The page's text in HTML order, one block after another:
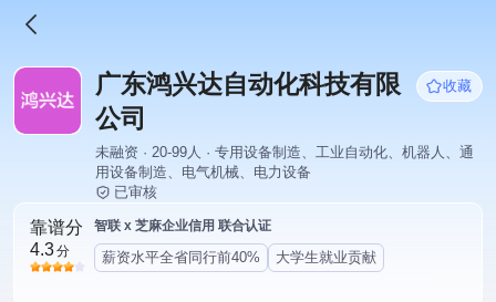
广东鸿兴达自动化科技有限
公司
收藏
未融资 · 20-99人 · 专用设备制造、工业自动化、机器人、通
用设备制造、电气机械、电力设备
已审核
靠谱分
4.3分
智联 x 芝麻企业信用 联合认证
薪资水平全省同行前40% 大学生就业贡献